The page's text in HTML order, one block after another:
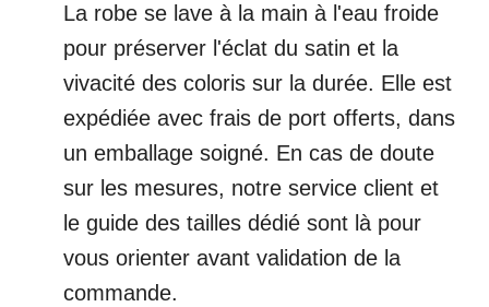
La robe se lave à la main à l'eau froide
pour préserver l'éclat du satin et la
vivacité des coloris sur la durée. Elle est
expédiée avec frais de port offerts, dans
un emballage soigné. En cas de doute
sur les mesures, notre service client et
le guide des tailles dédié sont là pour
vous orienter avant validation de la
commande.